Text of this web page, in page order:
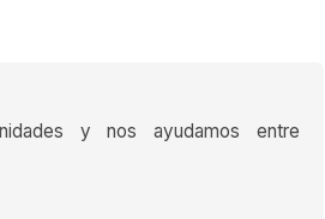
y nos ayudamos entre